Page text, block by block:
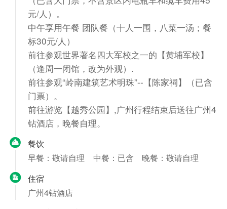
元/人）。
中午享用午餐 团队餐（十人一围，八菜一汤；餐
标30元/人）
前往参观世界著名四大军校之一的【黄埔军校】
（逢周一闭馆，改为外观）.
前往参观“岭南建筑艺术明珠”--【陈家祠】（已含
门票）。
前往游览【越秀公园】,广州行程结束后送往广州4
钻酒店，晚餐自理。
餐饮
早餐：敬请自理
中餐：已含
晚餐：敬请自理
住宿
广州4钻酒店